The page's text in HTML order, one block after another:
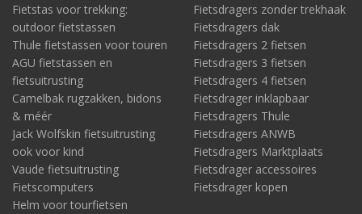
Fietstas voor trekking:
outdoor fietstassen
Thule fietstassen voor touren
AGU fietstassen en
fietsuitrusting
Camelbak rugzakken, bidons
& méér
Jack Wolfskin fietsuitrusting
ook voor kind
Vaude fietsuitrusting
Fietscomputers
Helm voor tourfietsen
Fietsdragers zonder trekhaak
Fietsdragers dak
Fietsdragers 2 fietsen
Fietsdragers 3 fietsen
Fietsdragers 4 fietsen
Fietsdrager inklapbaar
Fietsdragers Thule
Fietsdragers ANWB
Fietsdragers Marktplaats
Fietsdrager accessoires
Fietsdrager kopen